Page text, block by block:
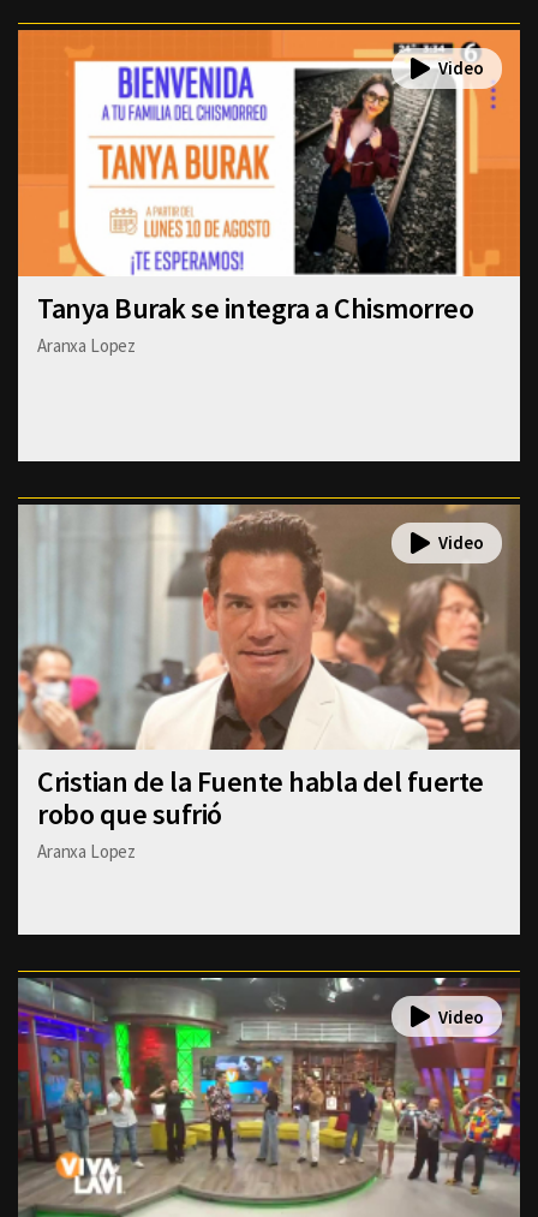
Tanya Burak se integra a Chismorreo
Aranxa Lopez
Cristian de la Fuente habla del fuerte
robo que sufrió
Aranxa Lopez